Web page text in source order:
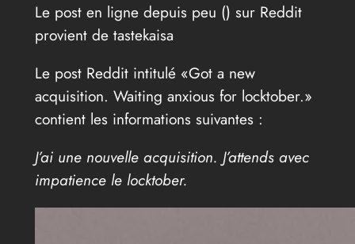
Le post en ligne depuis peu () sur Reddit
provient de tastekaisa
Le post Reddit intitulé «Got a new
acquisition. Waiting anxious for locktober.»
contient les informations suivantes :
J’ai une nouvelle acquisition. J’attends avec
impatience le locktober.